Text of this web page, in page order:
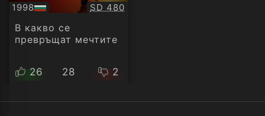
1998
БГ
аудио
Качество:
SD 480
В какво се
превръщат мечтите
26 28 2